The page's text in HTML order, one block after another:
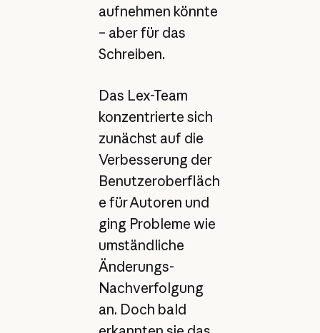
aufnehmen könnte
– aber für das
Schreiben.
Das Lex-Team
konzentrierte sich
zunächst auf die
Verbesserung der
Benutzeroberfläch
e für Autoren und
ging Probleme wie
umständliche
Änderungs-
Nachverfolgung
an. Doch bald